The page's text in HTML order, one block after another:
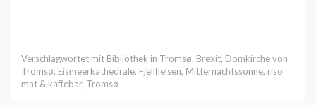
Verschlagwortet mit Bibliothek in Tromsø, Brexit, Domkirche von
Tromsø, Eismeerkathedrale, Fjellheisen, Mitternachtssonne, riso
mat & kaffebar, Tromsø